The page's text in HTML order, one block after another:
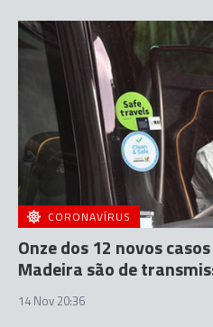
CORONAVÍRUS
Onze dos 12 novos
Madeira são de
14 Nov 20:36